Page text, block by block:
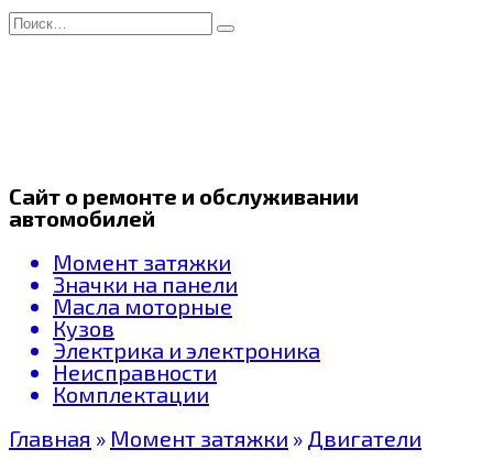
Перейти
к
Search
for:
Сайт о ремонте и обслуживании
автомобилей
Момент затяжки
Значки на панели
Масла моторные
Кузов
Электрика и электроника
Неисправности
Комплектации
Главная » Момент затяжки » Двигатели